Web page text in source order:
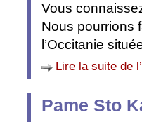
Vous
Nous pourrions
l’Occitanie
Lire la suite de
Pame Sto